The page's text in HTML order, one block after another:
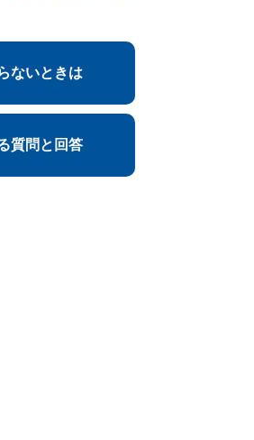
ないときは
質問と回答